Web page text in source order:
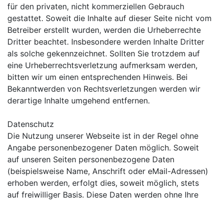
für den privaten, nicht kommerziellen Gebrauch
gestattet. Soweit die Inhalte auf dieser Seite nicht vom
Betreiber erstellt wurden, werden die Urheberrechte
Dritter beachtet. Insbesondere werden Inhalte Dritter
als solche gekennzeichnet. Sollten Sie trotzdem auf
eine Urheberrechtsverletzung aufmerksam werden,
bitten wir um einen entsprechenden Hinweis. Bei
Bekanntwerden von Rechtsverletzungen werden wir
derartige Inhalte umgehend entfernen.
Datenschutz
Die Nutzung unserer Webseite ist in der Regel ohne
Angabe personenbezogener Daten möglich. Soweit
auf unseren Seiten personenbezogene Daten
(beispielsweise Name, Anschrift oder eMail-Adressen)
erhoben werden, erfolgt dies, soweit möglich, stets
auf freiwilliger Basis. Diese Daten werden ohne Ihre